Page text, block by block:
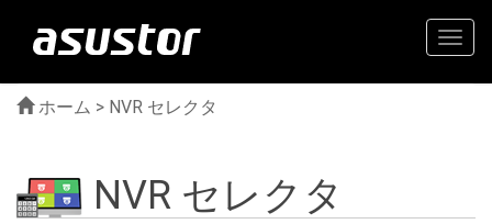
ホーム > NVR セレクタ
NVR セレクタ